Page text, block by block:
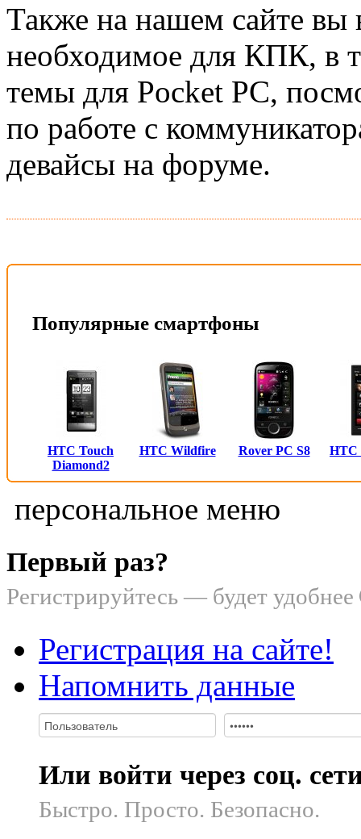
Также на нашем сайте вы
необходимое для КПК, в
темы для Pocket PC,
по работе с
девайсы на форуме.
Популярные смартфоны
HTC Touch
Diamond2
HTC Wildfire Rover PC S8 HTC
персональное меню
Первый раз?
Регистрируйтесь — будет удобнее
Регистрация на сайте!
Напомнить данные
Или войти через соц.
Быстро. Просто. Безопасно.